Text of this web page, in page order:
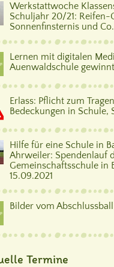
Werkstattwoche
Schuljahr 20/21: Reifen-
Sonnenfinsternis und Co.
Lernen mit digitalen
Auenwaldschule
Erlass: Pflicht zum
Bedeckungen in Schule,
Hilfe für eine Schule in
Ahrweiler: Spendenlauf
Gemeinschaftsschule in
15.09.2021
Bilder vom Abschlussball
Termine